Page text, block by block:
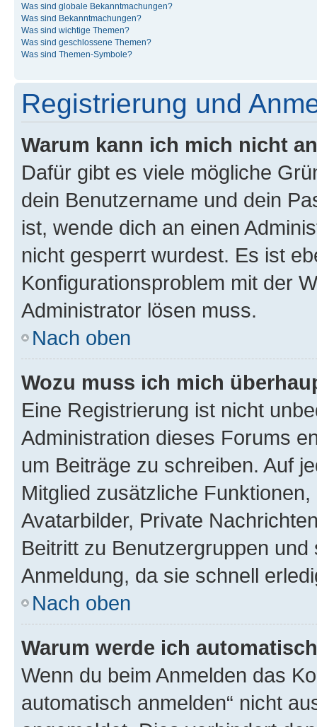
Was sind globale Bekanntmachungen?
Was sind Bekanntmachungen?
Was sind wichtige Themen?
Was sind geschlossene Themen?
Was sind Themen-Symbole?
Registrierung und
Warum kann ich mich nicht
Dafür gibt es viele mögliche
dein Benutzername und dein
ist, wende dich an einen
nicht gesperrt wurdest. Es ist
Konfigurationsproblem mit der
Administrator lösen muss.
Nach oben
Wozu muss ich mich
Eine Registrierung ist nicht
Administration dieses Forums
um Beiträge zu schreiben. Auf
Mitglied zusätzliche
Avatarbilder, Private
Beitritt zu Benutzergruppen
Anmeldung, da sie schnell
Nach oben
Warum werde ich
Wenn du beim Anmelden das
automatisch anmelden“ nicht